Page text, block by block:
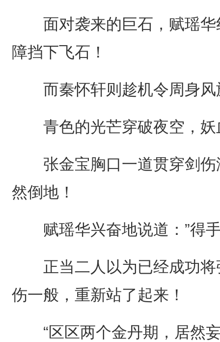
面对袭来的巨石，赋瑶华
障挡下飞石！
而秦怀轩则趁机令周身风
青色的光芒穿破夜空，妖
张金宝胸口一道贯穿剑伤
然倒地！
赋瑶华兴奋地说道：”得手
正当二人以为已经成功将
伤一般，重新站了起来！
“区区两个金丹期，居然妄